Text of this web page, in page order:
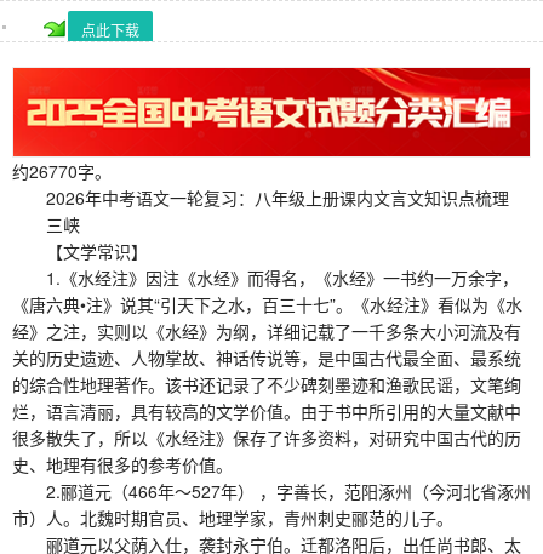
点此下载
约26770字。
2026年中考语文一轮复习：八年级上册课内文言文知识点梳理
三峡
【文学常识】
1.《水经注》因注《水经》而得名，《水经》一书约一万余字，
《唐六典•注》说其“引天下之水，百三十七”。《水经注》看似为《水
经》之注，实则以《水经》为纲，详细记载了一千多条大小河流及有
关的历史遗迹、人物掌故、神话传说等，是中国古代最全面、最系统
的综合性地理著作。该书还记录了不少碑刻墨迹和渔歌民谣，文笔绚
烂，语言清丽，具有较高的文学价值。由于书中所引用的大量文献中
很多散失了，所以《水经注》保存了许多资料，对研究中国古代的历
史、地理有很多的参考价值。
2.郦道元（466年～527年） ，字善长，范阳涿州（今河北省涿州
市）人。北魏时期官员、地理学家，青州刺史郦范的儿子。
郦道元以父荫入仕，袭封永宁伯。迁都洛阳后，出任尚书郎、太